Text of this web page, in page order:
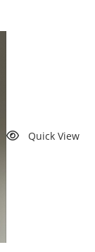
Quick View